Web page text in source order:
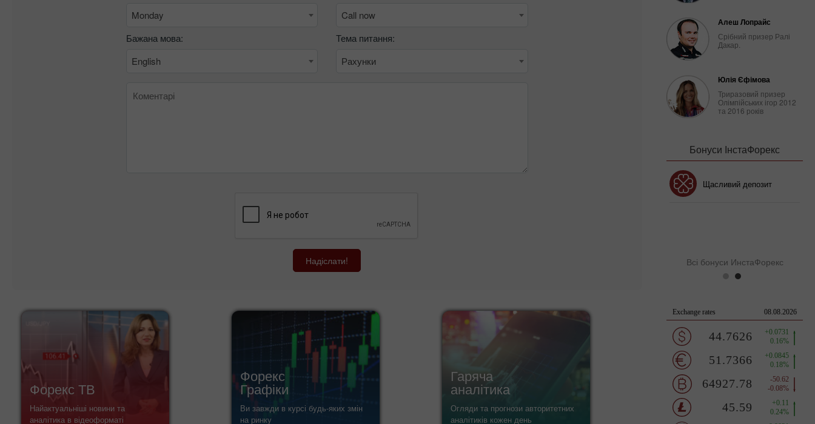
Monday
Call now
Бажана мова:
English
Тема питання:
Рахунки
Надіслати!
Форекс ТВ
Найактуальніші новини та
аналітика в відеоформаті
Форекс
Графіки
Ви завжди в курсі будь-яких змін
на ринку
Гаряча
аналітика
Огляди та прогнози авторитетних
аналітиків кожен день
Экономічний
календар
Календар Форекс буде тримати
вас в курсі майбутніх подій на
Алеш Лопрайс
Срібний призер Ралі
Дакар.
Юлія Єфімова
Триразовий призер
Олімпійських ігор 2012
та 2016 років
Бонуси ІнстаФорекс
Щасливий депозит
Всі бонуси ИнстаФорекс